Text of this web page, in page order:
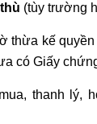
(tùy trường
thừa kế
có Giấy
thanh lý,